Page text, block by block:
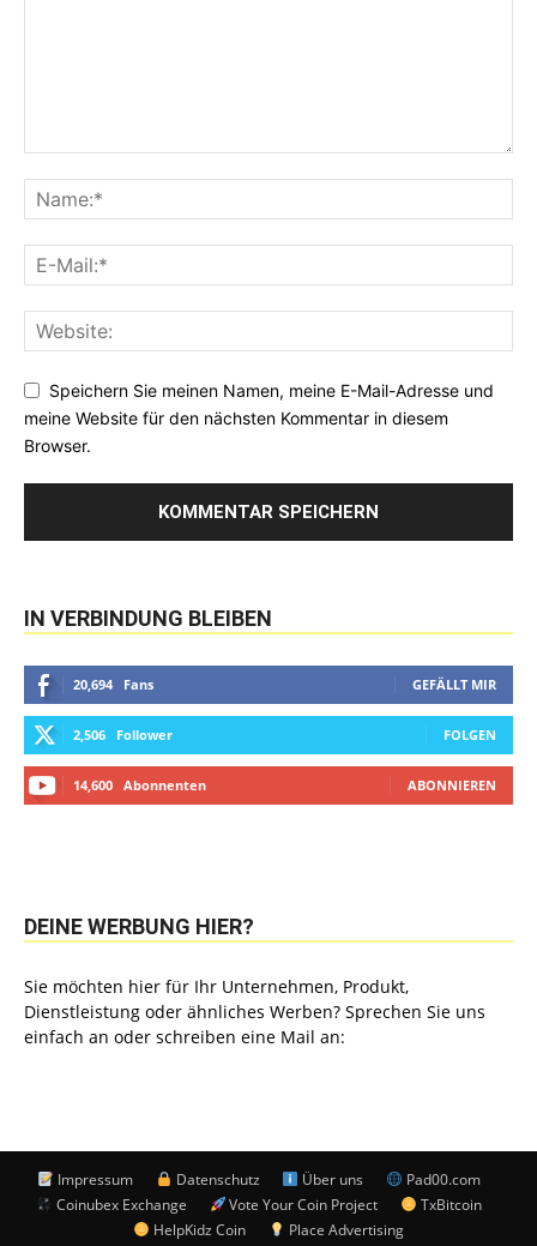
Speichern Sie meinen Namen, meine E-Mail-Adresse und
meine Website für den nächsten Kommentar in diesem
Browser.
IN VERBINDUNG BLEIBEN
20,694 Fans GEFÄLLT MIR
2,506 Follower FOLGEN
14,600 Abonnenten ABONNIEREN
DEINE WERBUNG HIER?
Sie möchten hier für Ihr Unternehmen, Produkt,
Dienstleistung oder ähnliches Werben? Sprechen Sie uns
einfach an oder schreiben eine Mail an:
Impressum Datenschutz Über uns
Pad00.com
Coinubex Exchange
Vote Your Coin Project
TxBitcoin
HelpKidz Coin
Place Advertising